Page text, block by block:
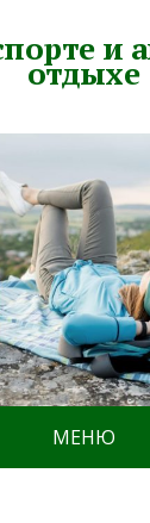
и
отдыхе
МЕНЮ